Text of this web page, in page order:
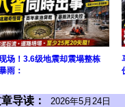
场！3.6级地震却震塌整栋
雨：
导读： 2026年5月24日